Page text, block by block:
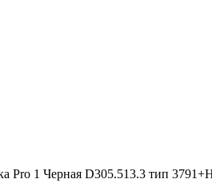
Pro 1 Черная D305.513.3 тип